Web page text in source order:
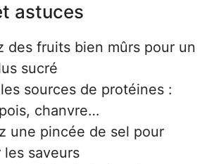
astuces
des fruits bien mûrs pour un
sucré
sources de protéines :
chanvre…
une pincée de sel pour
les saveurs